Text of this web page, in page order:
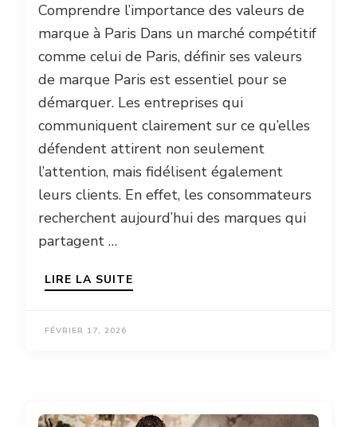
Comprendre l’importance des valeurs de
marque à Paris Dans un marché compétitif
comme celui de Paris, définir ses valeurs
de marque Paris est essentiel pour se
démarquer. Les entreprises qui
communiquent clairement sur ce qu’elles
défendent attirent non seulement
l’attention, mais fidélisent également
leurs clients. En effet, les consommateurs
recherchent aujourd’hui des marques qui
partagent …
LIRE LA SUITE
FÉVRIER 17, 2026